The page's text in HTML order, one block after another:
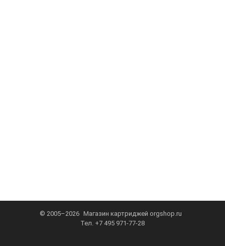
© 2005–2026 Магазин картриджей orgshop.ru
Тел. +7 495 971-77-28